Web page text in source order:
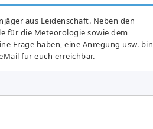
aus Leidenschaft. Neben den
für die Meteorologie sowie dem
Frage haben, eine Anregung usw. bin
für euch erreichbar.